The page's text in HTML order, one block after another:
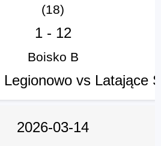
(18)
1- 12
Boisko B
vs Latające
2026-03-14